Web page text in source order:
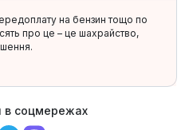
на бензин тощо по
про це – це шахрайство,
в соцмережах